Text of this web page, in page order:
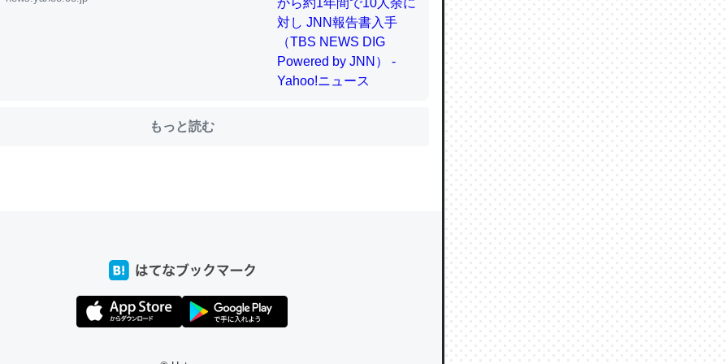
を実家に置いて４年。でたまに覗いてる。ぼちぼちRingも置こうかと画策
、Googleマップで位置情報を共有してる。電池残量や充電中かが分かるのでこ
するくらいだった遠方の父67歳と僕。ITツール導入でコミュニケーションが劇的に変化し
生で親と会える残り時間を日数にすると1週間とかの人が多いそうだけど、それ
するくらいだった遠方の父67歳と僕。ITツール導入でコミュニケーションが劇的に変化し
もっと読む